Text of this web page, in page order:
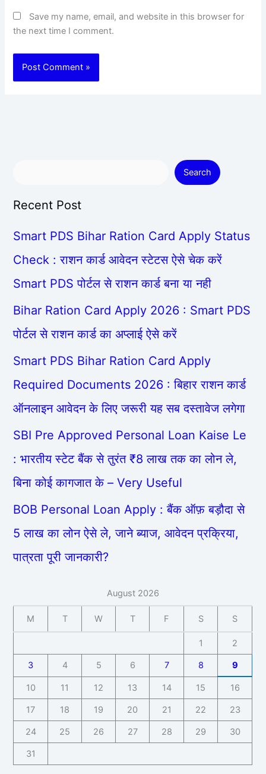
Save my name, email, and website in this browser for
the next time I comment.
Search
Recent Post
Smart PDS Bihar Ration Card Apply Status
Check : राशन कार्ड आवेदन स्टेटस ऐसे चेक करें
Smart PDS पोर्टल से राशन कार्ड बना या नही
Bihar Ration Card Apply 2026 : Smart PDS
पोर्टल से राशन कार्ड का अप्लाई ऐसे करें
Smart PDS Bihar Ration Card Apply
Required Documents 2026 : बिहार राशन कार्ड
ऑनलाइन आवेदन के लिए जरूरी यह सब दस्तावेज लगेगा
SBI Pre Approved Personal Loan Kaise Le
: भारतीय स्टेट बैंक से तुरंत ₹8 लाख तक का लोन ले,
बिना कोई कागजात के – Very Useful
BOB Personal Loan Apply : बैंक ऑफ़ बड़ौदा से
5 लाख का लोन ऐसे ले, जाने ब्याज, आवेदन प्रक्रिया,
पात्रता पूरी जानकारी?
August 2026
M T W T F S S
1 2
3 4 5 6 7 8 9
10 11 12 13 14 15 16
17 18 19 20 21 22 23
24 25 26 27 28 29 30
31